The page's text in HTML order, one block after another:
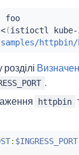
foo
<(istioctl
samples/httpbin/
.
httpbin
: $INGRESS_PORT